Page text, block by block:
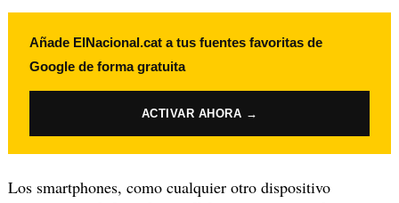
Añade ElNacional.cat a tus fuentes favoritas de
Google de forma gratuita
ACTIVAR AHORA →
Los smartphones, como cualquier otro dispositivo